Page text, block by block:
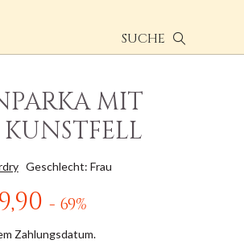
SUCHE
MIT
Geschlecht: Frau
- 69%
Zahlungsdatum.